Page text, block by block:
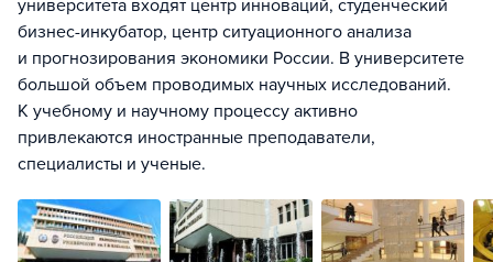
университета входят центр инноваций, студенческий
бизнес-инкубатор, центр ситуационного анализа
и прогнозирования экономики России. В университете
большой объем проводимых научных исследований.
К учебному и научному процессу активно
привлекаются иностранные преподаватели,
специалисты и ученые.